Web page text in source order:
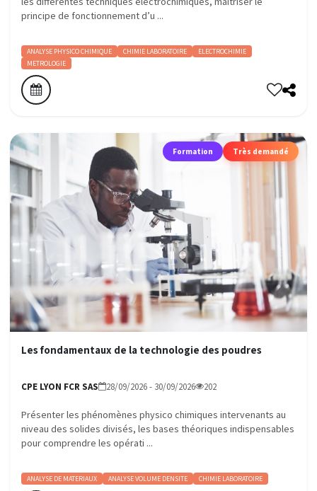
principe de fonctionnement d’u ...
ANALYSE PHYSICO CHIMIQUE CHIMIE LABORATOIRE
ELECTROCHIMIE
METROLOGIE
Formation Très demandé
Les fondamentaux de la technologie des poudres
CPE LYON FCR SAS 28/09/2026 - 30/09/2026 202
Présenter les phénomènes physico chimiques intervenants au
niveau des solides divisés, les bases théoriques indispensables
pour comprendre les opérati ...
ANALYSE DE MATERIAUX ANALYSE VOLUME DENSITE CHIMIE LABORATOIRE